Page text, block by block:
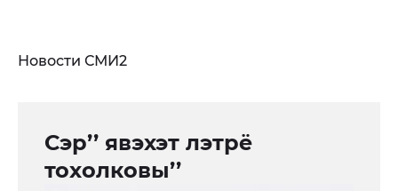
Новости СМИ2
Сэр’’ явэхэт лэтрё
тохолковы’’